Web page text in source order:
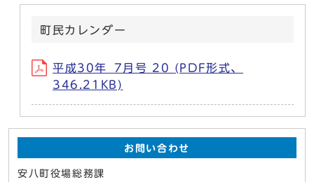
町民カレンダー
平成30年_7月号 20 (PDF形式、
346.21KB)
お問い合わせ
安八町役場総務課